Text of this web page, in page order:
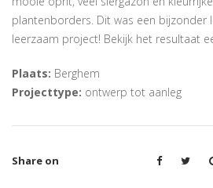
plantenborders. Dit was een bijzonder
leerzaam project! Bekijk het resultaat
Plaats: Berghem
Projecttype: ontwerp tot aanleg
Share on